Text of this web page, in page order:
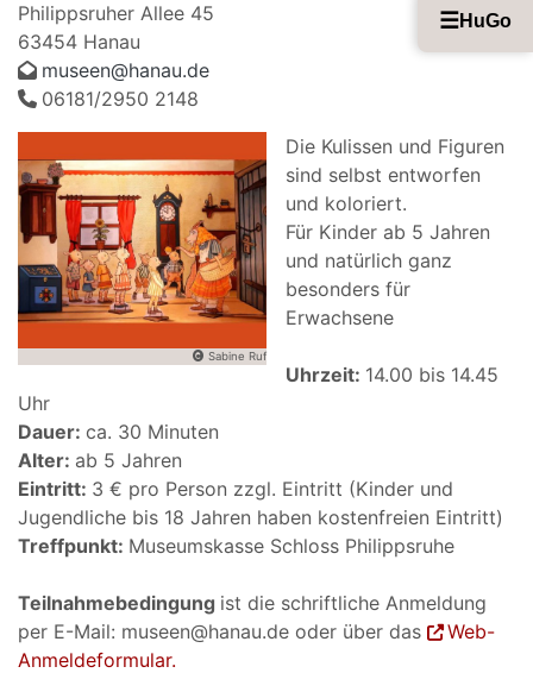
Philippsruher Allee 45
63454 Hanau
museen@hanau.de
06181/2950 2148
Sabine Ruf
Die Kulissen und Figuren
sind selbst entworfen
und koloriert.
Für Kinder ab 5 Jahren
und natürlich ganz
besonders für
Erwachsene
Uhrzeit: 14.00 bis 14.45
Uhr
Dauer: ca. 30 Minuten
Alter: ab 5 Jahren
Eintritt: 3 € pro Person zzgl. Eintritt (Kinder und
Jugendliche bis 18 Jahren haben kostenfreien Eintritt)
Treffpunkt: Museumskasse Schloss Philippsruhe
Teilnahmebedingung ist die schriftliche Anmeldung
per E-Mail: museen@hanau.de oder über das
Web-
Anmeldeformular.
☰HuGo